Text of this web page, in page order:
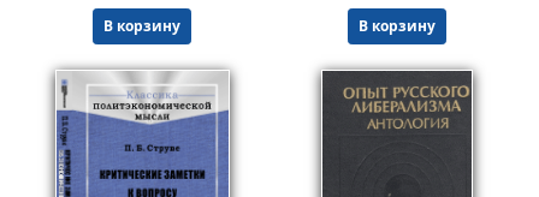
В корзину В корзину